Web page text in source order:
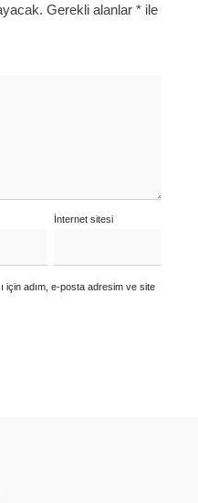
Gerekli alanlar * ile
İnternet sitesi
için adım, e-posta adresim ve site